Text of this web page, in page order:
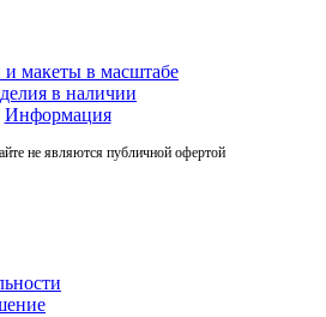
макеты в масштабе
в наличии
Информация
не являются публичной офертой